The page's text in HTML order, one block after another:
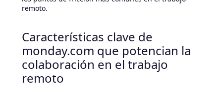
remoto.
Características clave de
monday.com que potencian la
colaboración en el trabajo
remoto